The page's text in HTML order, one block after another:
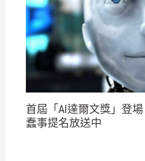
首屆「AI達爾文獎」登
蠢事提名放送中